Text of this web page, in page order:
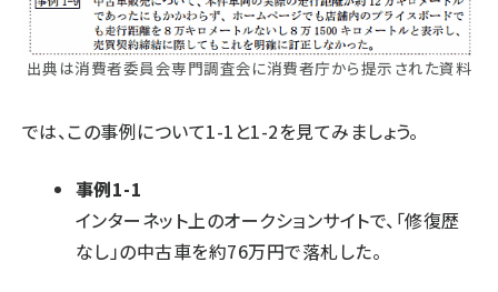
出典は消費者委員会専門調査会に消費者庁から提示された資料
では、この事例について1-1と1-2を見てみましょう。
事例1-1
インターネット上のオークションサイトで、「修復歴
なし」の中古車を約76万円で落札した。